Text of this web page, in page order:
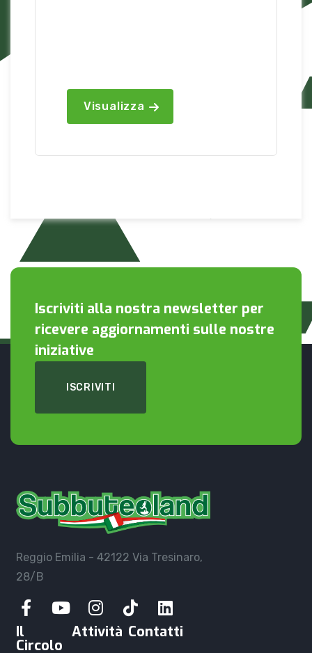
Visualizza
Iscriviti alla nostra newsletter per
ricevere aggiornamenti sulle nostre
iniziative
ISCRIVITI
Reggio Emilia - 42122 Via Tresinaro,
28/B
Il
Circolo
Attività Contatti